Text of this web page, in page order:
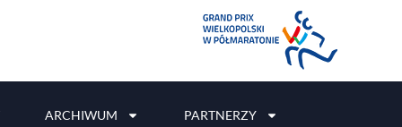
ARCHIWUM PARTNERZY